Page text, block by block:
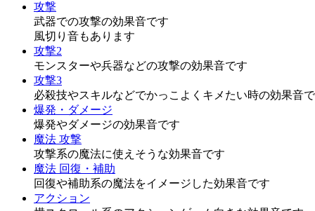
攻撃
武器での攻撃の効果音です
風切り音もあります
攻撃2
モンスターや兵器などの攻撃の効果音です
攻撃3
必殺技やスキルなどでかっこよくキメたい時の効果音
爆発・ダメージ
爆発やダメージの効果音です
魔法 攻撃
攻撃系の魔法に使えそうな効果音です
魔法 回復・補助
回復や補助系の魔法をイメージした効果音です
アクション